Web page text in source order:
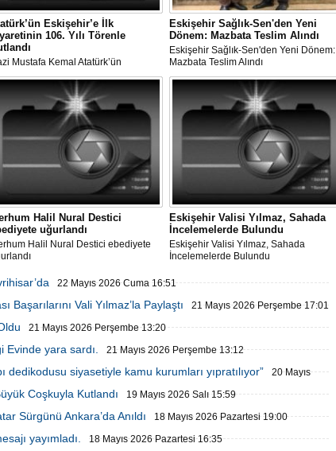
Eskişehir’e İlk
106. Yılı Törenle
Mustafa Kemal Atatürk’ün
İlk Ziyaretinin 106. Yılı
Kutlandı
Eskişehir Sağlık-Sen'den Yeni
Dönem: Mazbata Teslim Alındı
Eskişehir Sağlık-Sen'den Yeni Dönem:
Mazbata Teslim Alındı
Halil Nural Destici
uğurlandı
Halil Nural Destici ebediyete
Eskişehir Valisi Yılmaz, Sahada
İncelemelerde Bulundu
Eskişehir Valisi Yılmaz, Sahada
İncelemelerde Bulundu
22 Mayıs 2026 Cuma 16:51
Vali Yılmaz’la Paylaştı 21 Mayıs 2026 Perşembe 17:01
21 Mayıs 2026 Perşembe 13:20
yara sardı. 21 Mayıs 2026 Perşembe 13:12
dedikodusu siyasetiyle kamu kurumları yıpratılıyor”
20 Mayıs
Coşkuyla Kutlandı 19 Mayıs 2026 Salı 15:59
Sürgünü Ankara’da Anıldı 18 Mayıs 2026 Pazartesi 19:00
yayımladı. 18 Mayıs 2026 Pazartesi 16:35